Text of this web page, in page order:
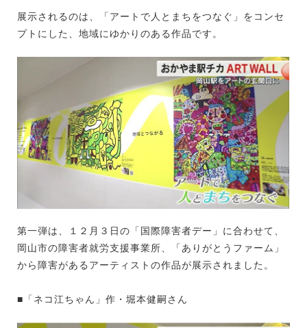
展示されるのは、「アートで人とまちをつなぐ」をコンセ
プトにした、地域にゆかりのある作品です。
第一弾は、１２月３日の「国際障害者デー」に合わせて、
岡山市の障害者就労支援事業所、「ありがとうファーム」
から障害があるアーティストの作品が展示されました。
■「ネコ江ちゃん」作・堀本健嗣さん